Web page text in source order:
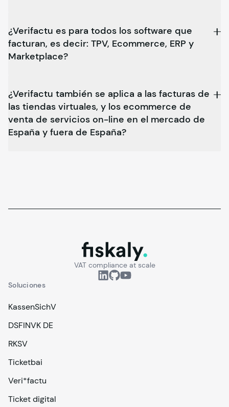
¿Verifactu es para todos los software que
facturan, es decir: TPV, Ecommerce, ERP y
Marketplace?
¿Verifactu también se aplica a las facturas de
las tiendas virtuales, y los ecommerce de
venta de servicios on-line en el mercado de
España y fuera de España?
fiskaly.
VAT compliance at scale
Soluciones
KassenSichV
DSFINVK DE
RKSV
Ticketbai
Veri*factu
Ticket digital